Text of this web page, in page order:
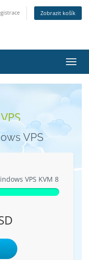
Zobrazit košík
VPS
VPS KVM 8